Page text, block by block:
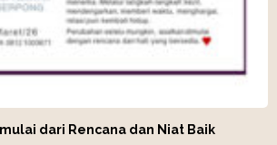
dari Rencana dan Niat Baik